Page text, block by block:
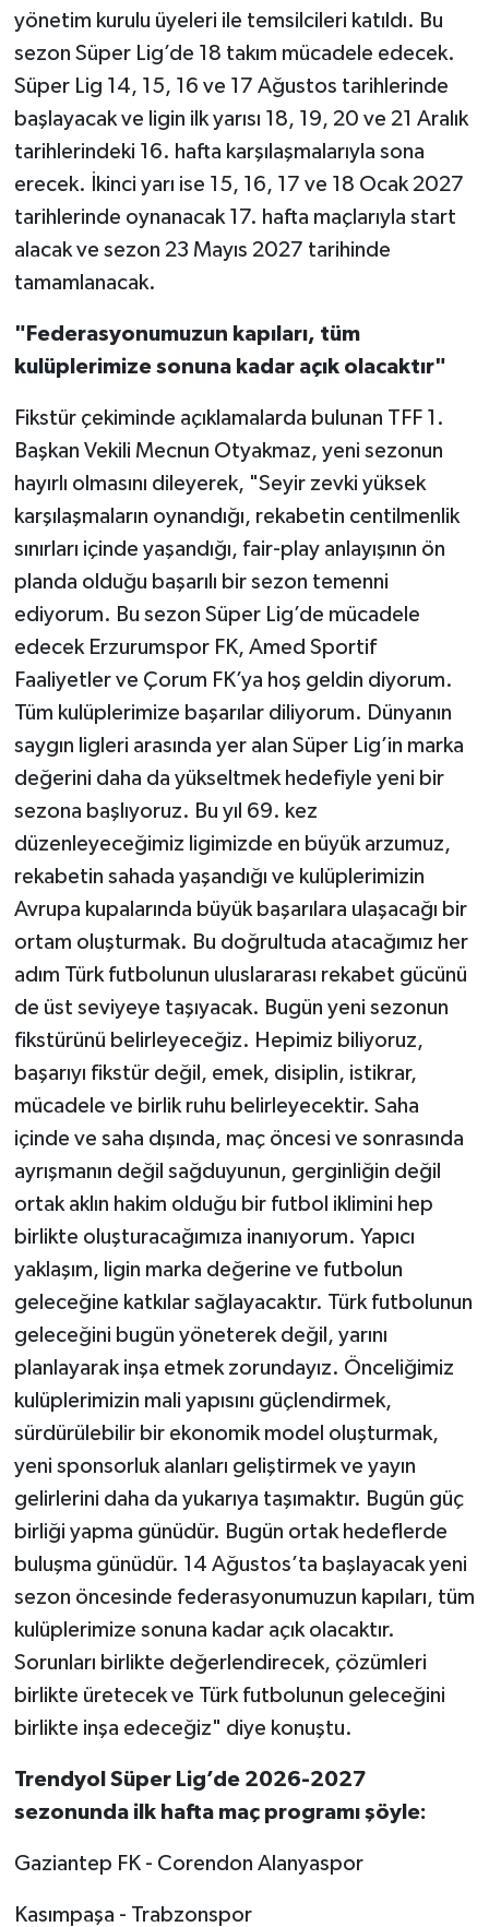
yönetim kurulu üyeleri ile temsilcileri katıldı. Bu
sezon Süper Lig’de 18 takım mücadele edecek.
Süper Lig 14, 15, 16 ve 17 Ağustos tarihlerinde
başlayacak ve ligin ilk yarısı 18, 19, 20 ve 21 Aralık
tarihlerindeki 16. hafta karşılaşmalarıyla sona
erecek. İkinci yarı ise 15, 16, 17 ve 18 Ocak 2027
tarihlerinde oynanacak 17. hafta maçlarıyla start
alacak ve sezon 23 Mayıs 2027 tarihinde
tamamlanacak.
"Federasyonumuzun kapıları, tüm
kulüplerimize sonuna kadar açık olacaktır"
Fikstür çekiminde açıklamalarda bulunan TFF 1.
Başkan Vekili Mecnun Otyakmaz, yeni sezonun
hayırlı olmasını dileyerek, "Seyir zevki yüksek
karşılaşmaların oynandığı, rekabetin centilmenlik
sınırları içinde yaşandığı, fair-play anlayışının ön
planda olduğu başarılı bir sezon temenni
ediyorum. Bu sezon Süper Lig’de mücadele
edecek Erzurumspor FK, Amed Sportif
Faaliyetler ve Çorum FK’ya hoş geldin diyorum.
Tüm kulüplerimize başarılar diliyorum. Dünyanın
saygın ligleri arasında yer alan Süper Lig’in marka
değerini daha da yükseltmek hedefiyle yeni bir
sezona başlıyoruz. Bu yıl 69. kez
düzenleyeceğimiz ligimizde en büyük arzumuz,
rekabetin sahada yaşandığı ve kulüplerimizin
Avrupa kupalarında büyük başarılara ulaşacağı bir
ortam oluşturmak. Bu doğrultuda atacağımız her
adım Türk futbolunun uluslararası rekabet gücünü
de üst seviyeye taşıyacak. Bugün yeni sezonun
fikstürünü belirleyeceğiz. Hepimiz biliyoruz,
başarıyı fikstür değil, emek, disiplin, istikrar,
mücadele ve birlik ruhu belirleyecektir. Saha
içinde ve saha dışında, maç öncesi ve sonrasında
ayrışmanın değil sağduyunun, gerginliğin değil
ortak aklın hakim olduğu bir futbol iklimini hep
birlikte oluşturacağımıza inanıyorum. Yapıcı
yaklaşım, ligin marka değerine ve futbolun
geleceğine katkılar sağlayacaktır. Türk futbolunun
geleceğini bugün yöneterek değil, yarını
planlayarak inşa etmek zorundayız. Önceliğimiz
kulüplerimizin mali yapısını güçlendirmek,
sürdürülebilir bir ekonomik model oluşturmak,
yeni sponsorluk alanları geliştirmek ve yayın
gelirlerini daha da yukarıya taşımaktır. Bugün güç
birliği yapma günüdür. Bugün ortak hedeflerde
buluşma günüdür. 14 Ağustos’ta başlayacak yeni
sezon öncesinde federasyonumuzun kapıları, tüm
kulüplerimize sonuna kadar açık olacaktır.
Sorunları birlikte değerlendirecek, çözümleri
birlikte üretecek ve Türk futbolunun geleceğini
birlikte inşa edeceğiz" diye konuştu.
Trendyol Süper Lig’de 2026-2027
sezonunda ilk hafta maç programı şöyle:
Gaziantep FK - Corendon Alanyaspor
Kasımpaşa - Trabzonspor